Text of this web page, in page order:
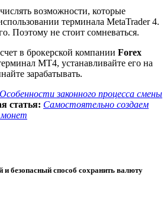
возможности, которые
терминала MetaTrader 4.
Поэтому не стоит сомневаться.
в брокерской компании Forex
МТ4, устанавливайте его на
зарабатывать.
Особенности законного процесса смены
статья: Самостоятельно создаем
монет
безопасный способ сохранить валюту